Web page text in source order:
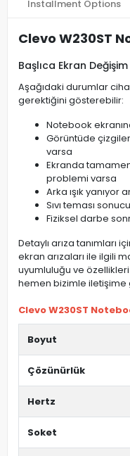
Installment Options
Clevo W230ST
Başlıca Ekran
Aşağıdaki durumlar
gerektiğini gösterebilir:
Notebook
Görüntüde
varsa
Ekranda
problemi varsa
Arka ışık
Sıvı teması
Fiziksel darbe
Detaylı arıza tanımları
ekran arızaları ile ilgili
uyumluluğu ve
hemen bizimle iletişime
Clevo W230ST
Boyut
Çözünürlük
Hertz
Soket